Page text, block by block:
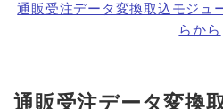
通販受注データ変換取込モジュ
らから
通販受注データ変換